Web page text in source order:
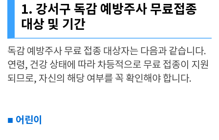
1. 강서구 독감 예방주사 무료접종
대상 및 기간
독감 예방주사 무료 접종 대상자는 다음과 같습니다.
연령, 건강 상태에 따라 차등적으로 무료 접종이 지원
되므로, 자신의 해당 여부를 꼭 확인해야 합니다.
■ 어린이